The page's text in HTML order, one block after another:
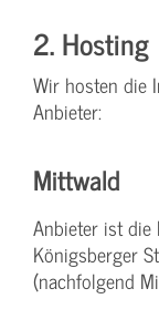
2. Hosting
Wir hosten die
Anbieter:
Mittwald
Anbieter ist die
Königsberger
(nachfolgend